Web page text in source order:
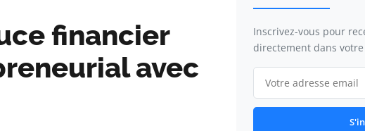
financier
avec
Inscrivez-vous pour
directement dans